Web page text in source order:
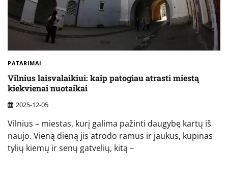
PATARIMAI
Vilnius laisvalaikiui: kaip patogiau atrasti miestą
kiekvienai nuotaikai
2025-12-05
Vilnius – miestas, kurį galima pažinti daugybę kartų iš
naujo. Vieną dieną jis atrodo ramus ir jaukus, kupinas
tylių kiemų ir senų gatvelių, kitą –